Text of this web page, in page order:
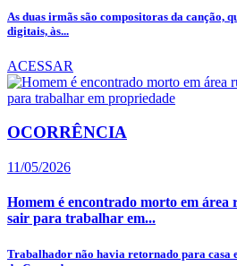
As duas irmãs são compositoras da canção,
digitais, às...
ACESSAR
OCORRÊNCIA
11/05/2026
Homem é encontrado morto em
sair para trabalhar em...
Trabalhador não havia retornado para casa